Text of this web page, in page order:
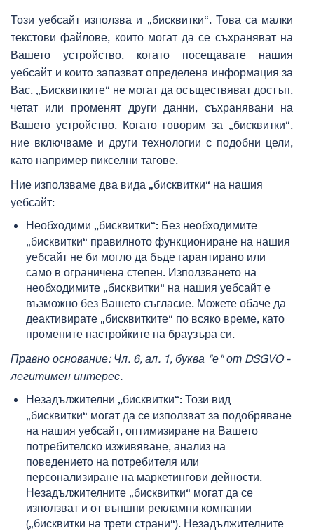
Този уебсайт използва и „бисквитки“. Това са малки
текстови файлове, които могат да се съхраняват на
Вашето устройство, когато посещавате нашия
уебсайт и които запазват определена информация за
Вас. „Бисквитките“ не могат да осъществяват достъп,
четат или променят други данни, съхранявани на
Вашето устройство. Когато говорим за „бисквитки“,
ние включваме и други технологии с подобни цели,
като например пикселни тагове.
Ние използваме два вида „бисквитки“ на нашия
уебсайт:
Необходими „бисквитки“: Без необходимите
„бисквитки“ правилното функциониране на нашия
уебсайт не би могло да бъде гарантирано или
само в ограничена степен. Използването на
необходимите „бисквитки“ на нашия уебсайт е
възможно без Вашето съгласие. Можете обаче да
деактивирате „бисквитките“ по всяко време, като
промените настройките на браузъра си.
Правно основание: Чл. 6, ал. 1, буква "е" от DSGVO-
легитимен интерес.
Незадължителни „бисквитки“: Този вид
„бисквитки“ могат да се използват за подобряване
на нашия уебсайт, оптимизиране на Вашето
потребителско изживяване, анализ на
поведението на потребителя или
персонализиране на маркетингови дейности.
Незадължителните „бисквитки“ могат да се
използват и от външни рекламни компании
(„бисквитки на трети страни“). Незадължителните